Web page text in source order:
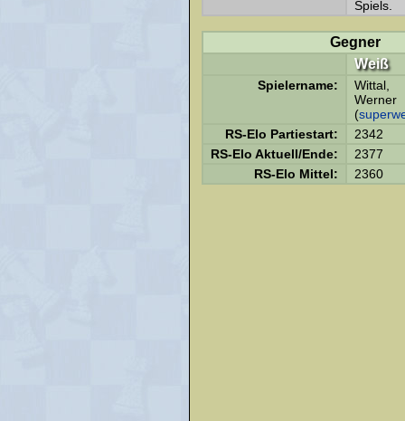
Spiels.
Gegner
Weiß
Spielername:
Wittal,
Werner
(
RS-Elo Partiestart:
2342
RS-Elo Aktuell/Ende:
2377
RS-Elo Mittel:
2360